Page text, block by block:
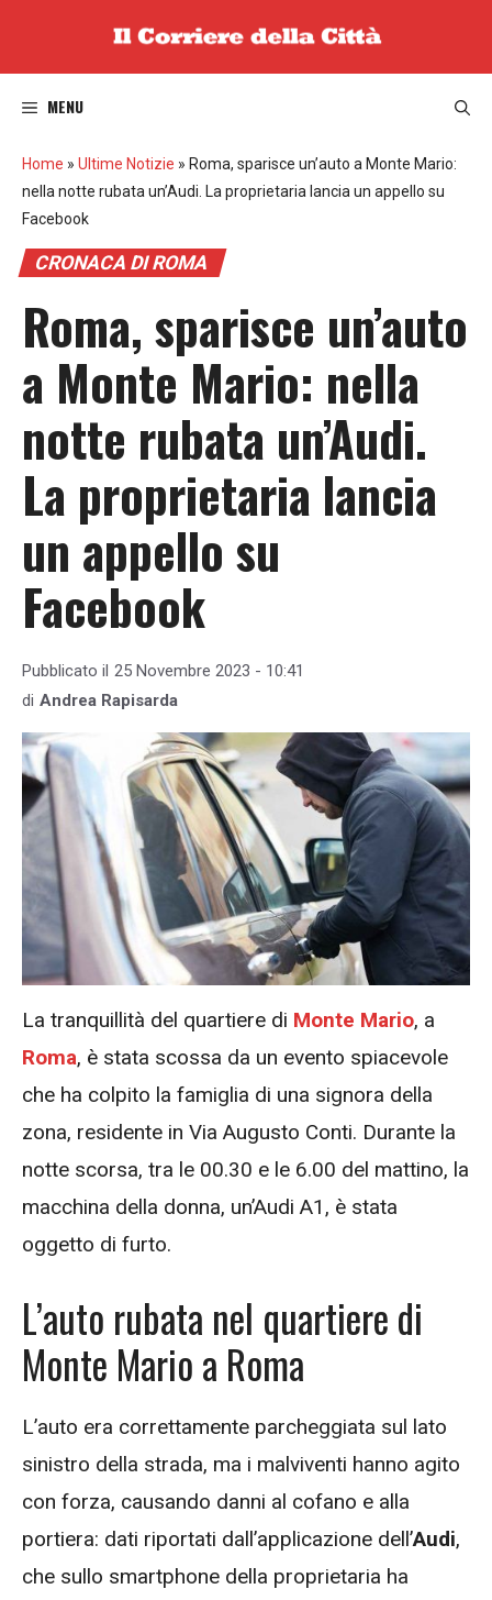
MENU
Home » Ultime Notizie » Roma, sparisce un’auto a Monte Mario:
nella notte rubata un’Audi. La proprietaria lancia un appello su
Facebook
CRONACA DI ROMA
Roma, sparisce un’auto
a Monte Mario: nella
notte rubata un’Audi.
La proprietaria lancia
un appello su
Facebook
Pubblicato il 25 Novembre 2023 - 10:41
di Andrea Rapisarda
La tranquillità del quartiere di Monte Mario, a
Roma, è stata scossa da un evento spiacevole
che ha colpito la famiglia di una signora della
zona, residente in Via Augusto Conti. Durante la
notte scorsa, tra le 00.30 e le 6.00 del mattino, la
macchina della donna, un’Audi A1, è stata
oggetto di furto.
L’auto rubata nel quartiere di
Monte Mario a Roma
L’auto era correttamente parcheggiata sul lato
sinistro della strada, ma i malviventi hanno agito
con forza, causando danni al cofano e alla
portiera: dati riportati dall’applicazione dell’Audi,
che sullo smartphone della proprietaria ha